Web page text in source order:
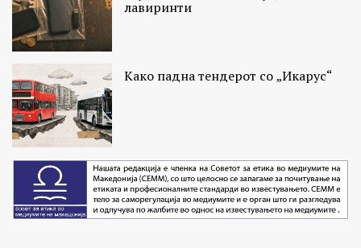
лавиринти
Како падна тендерот со „Икарус“